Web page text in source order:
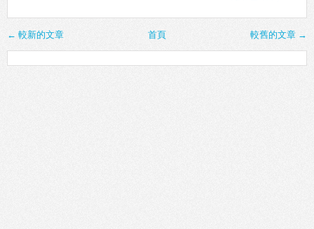
← 較新的文章 較舊的文章 →
首頁